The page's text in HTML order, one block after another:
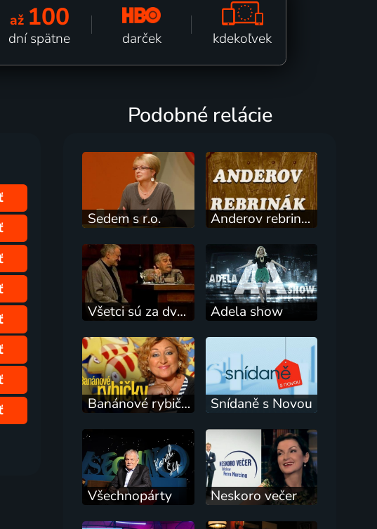
až 100
dní spätne darček kdekoľvek
Podobné relácie
Sedem s r.o. Anderov rebrinák
Všetci sú za dverami Adela show
Banánové rybičky Snídaně s Novou
Všechnopárty Neskoro večer